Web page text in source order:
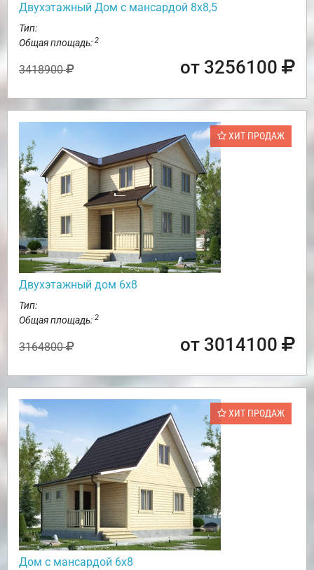
Двухэтажный Дом с мансардой 8х8,5
Тип:
Общая площадь: 2
3418900 от 3256100
ХИТ ПРОДАЖ
Двухэтажный дом 6х8
Тип:
Общая площадь: 2
3164800 от 3014100
ХИТ ПРОДАЖ
Дом с мансардой 6х8